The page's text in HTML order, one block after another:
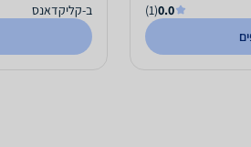
0.0
(1)
ב-קליקדאנס